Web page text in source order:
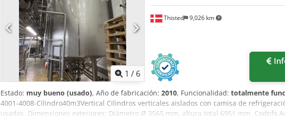
1 / 6
Thisted 9,026 km
Estado: muy bueno (usado), Año de fabricación: 2010, Funcionalidad: totalmente
4001-4008-Cilindro40m3Vertical Cilindros verticales aislados con camisa de
usados. Dimensiones exteriores: Diámetro Ø 3565 mm, altura total 6951 mm. Codpfx